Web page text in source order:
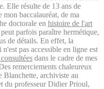
Elle résulte de 13 ans de
mon baccalauréat, de ma
doctorale en histoire de l'art
parfois paraître hermétique,
de détails. En effet, la
pas accessible en ligne est
dans le cadre de mes
remerciements chaleureux
Blanchette, archiviste au
du professeur Didier Prioul,